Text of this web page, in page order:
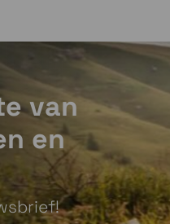
van
en